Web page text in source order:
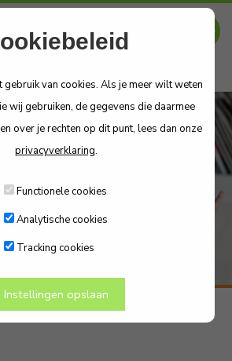
& Relax
gebruik van cookies. Als je meer wilt weten
wij gebruiken, de gegevens die daarmee
over je rechten op dit punt, lees dan onze
privacyverklaring.
Functionele cookies
Analytische cookies
Tracking cookies
Instellingen opslaan